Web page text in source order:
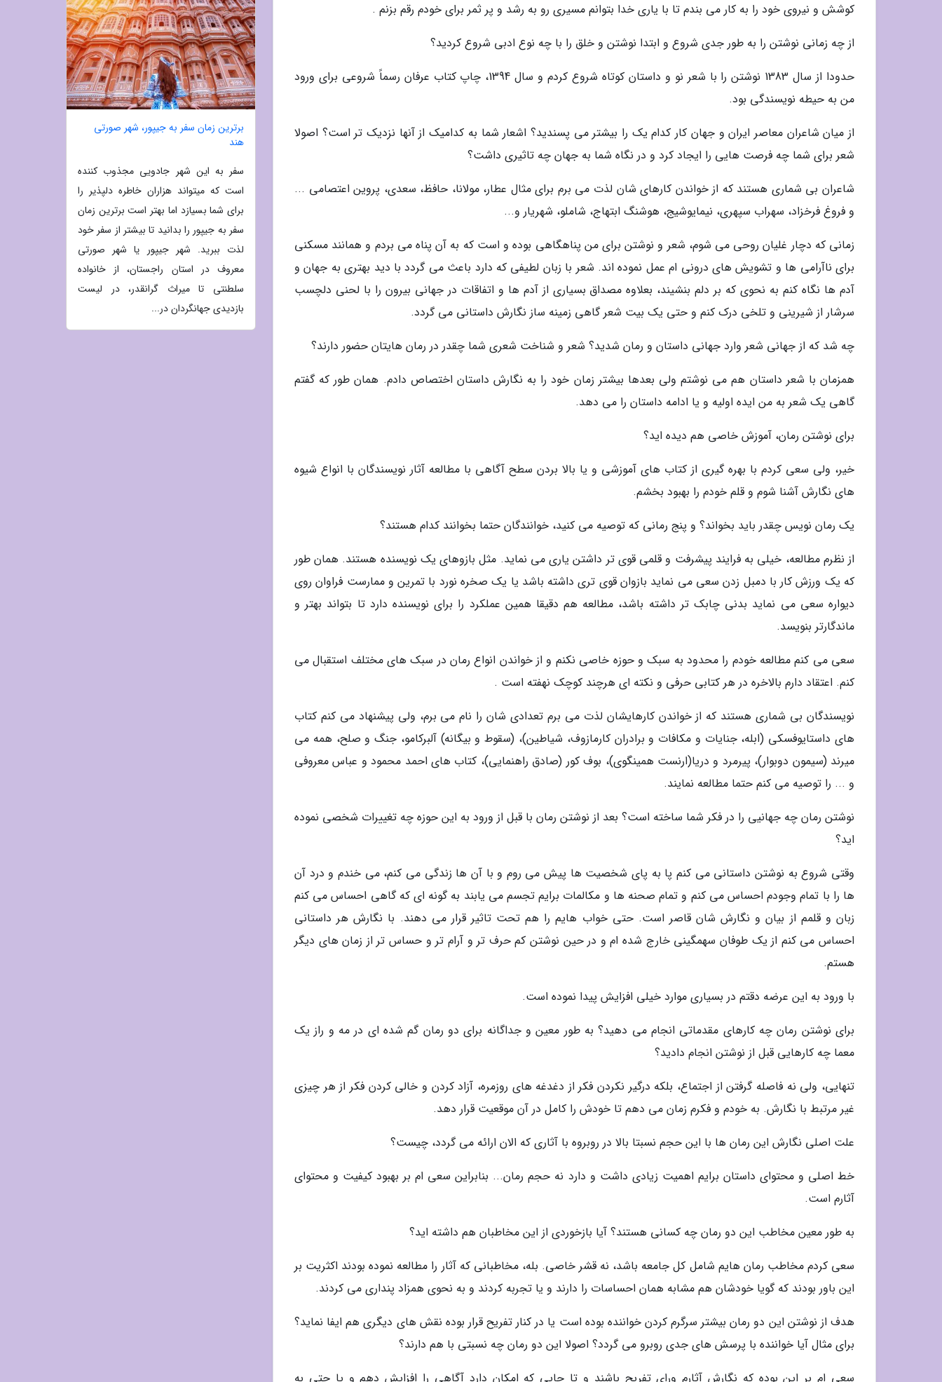
کوشش و نیروی خود را به کار می بندم تا با یاری خدا بتوانم مسیری رو به رشد و پر ثمر برای خودم رقم بزنم .
از چه زمانی نوشتن را به طور جدی شروع و ابتدا نوشتن و خلق را با چه نوع ادبی شروع کردید؟
حدودا از سال 1383 نوشتن را با شعر نو و داستان کوتاه شروع کردم و سال 1394، چاپ کتاب عرفان رسماً شروعی برای ورود
من به حیطه نویسندگی بود.
از میان شاعران معاصر ایران و جهان کار کدام یک را بیشتر می پسندید؟ اشعار شما به کدامیک از آنها نزدیک تر است؟ اصولا
شعر برای شما چه فرصت هایی را ایجاد کرد و در نگاه شما به جهان چه تاثیری داشت؟
شاعران بی شماری هستند که از خواندن کارهای شان لذت می برم برای مثال عطار، مولانا، حافظ، سعدی، پروین اعتصامی ...
و فروغ فرخزاد، سهراب سپهری، نیمایوشیج، هوشنگ ابتهاج، شاملو، شهریار و...
زمانی که دچار غلیان روحی می شوم، شعر و نوشتن برای من پناهگاهی بوده و است که به آن پناه می بردم و همانند مسکنی
برای ناآرامی ها و تشویش های درونی ام عمل نموده اند. شعر با زبان لطیفی که دارد باعث می گردد با دید بهتری به جهان و
آدم ها نگاه کنم به نحوی که بر دلم بنشیند، بعلاوه مصداق بسیاری از آدم ها و اتفاقات در جهانی بیرون را با لحنی دلچسب
سرشار از شیرینی و تلخی درک کنم و حتی یک بیت شعر گاهی زمینه ساز نگارش داستانی می گردد.
چه شد که از جهانی شعر وارد جهانی داستان و رمان شدید؟ شعر و شناخت شعری شما چقدر در رمان هایتان حضور دارند؟
همزمان با شعر داستان هم می نوشتم ولی بعدها بیشتر زمان خود را به نگارش داستان اختصاص دادم. همان طور که گفتم
گاهی یک شعر به من ایده اولیه و یا ادامه داستان را می دهد.
برای نوشتن رمان، آموزش خاصی هم دیده اید؟
خیر، ولی سعی کردم با بهره گیری از کتاب های آموزشی و یا بالا بردن سطح آگاهی با مطالعه آثار نویسندگان با انواع شیوه
های نگارش آشنا شوم و قلم خودم را بهبود بخشم.
یک رمان نویس چقدر باید بخواند؟ و پنج رمانی که توصیه می کنید، خوانندگان حتما بخوانند کدام هستند؟
از نظرم مطالعه، خیلی به فرایند پیشرفت و قلمی قوی تر داشتن یاری می نماید. مثل بازوهای یک نویسنده هستند. همان طور
که یک ورزش کار با دمبل زدن سعی می نماید بازوان قوی تری داشته باشد یا یک صخره نورد با تمرین و ممارست فراوان روی
دیواره سعی می نماید بدنی چابک تر داشته باشد، مطالعه هم دقیقا همین عملکرد را برای نویسنده دارد تا بتواند بهتر و
ماندگارتر بنویسد.
سعی می کنم مطالعه خودم را محدود به سبک و حوزه خاصی نکنم و از خواندن انواع رمان در سبک های مختلف استقبال می
کنم. اعتقاد دارم بالاخره در هر کتابی حرفی و نکته ای هرچند کوچک نهفته است .
نویسندگان بی شماری هستند که از خواندن کارهایشان لذت می برم تعدادی شان را نام می برم، ولی پیشنهاد می کنم کتاب
های داستایوفسکی (ابله، جنایات و مکافات و برادران کارمازوف، شیاطین)، (سقوط و بیگانه) آلبرکامو، جنگ و صلح، همه می
میرند (سیمون دوبوار)، پیرمرد و دریا(ارنست همینگوی)، بوف کور (صادق راهنمایی)، کتاب های احمد محمود و عباس معروفی
و ... را توصیه می کنم حتما مطالعه نمایند.
نوشتن رمان چه جهانیی را در فکر شما ساخته است؟ بعد از نوشتن رمان با قبل از ورود به این حوزه چه تغییرات شخصی نموده
اید؟
وقتی شروع به نوشتن داستانی می کنم پا به پای شخصیت ها پیش می روم و با آن ها زندگی می کنم، می خندم و درد آن
ها را با تمام وجودم احساس می کنم و تمام صحنه ها و مکالمات برایم تجسم می یابند به گونه ای که گاهی احساس می کنم
زبان و قلمم از بیان و نگارش شان قاصر است. حتی خواب هایم را هم تحت تاثیر قرار می دهند. با نگارش هر داستانی
احساس می کنم از یک طوفان سهمگینی خارج شده ام و در حین نوشتن کم حرف تر و آرام تر و حساس تر از زمان های دیگر
هستم.
با ورود به این عرضه دقتم در بسیاری موارد خیلی افزایش پیدا نموده است.
برای نوشتن رمان چه کارهای مقدماتی انجام می دهید؟ به طور معین و جداگانه برای دو رمان گم شده ای در مه و راز یک
معما چه کارهایی قبل از نوشتن انجام دادید؟
تنهایی، ولی نه فاصله گرفتن از اجتماع، بلکه درگیر نکردن فکر از دغدغه های روزمره، آزاد کردن و خالی کردن فکر از هر چیزی
غیر مرتبط با نگارش. به خودم و فکرم زمان می دهم تا خودش را کامل در آن موقعیت قرار دهد.
علت اصلی نگارش این رمان ها با این حجم نسبتا بالا در روبروه با آثاری که الان ارائه می گردد، چیست؟
خط اصلی و محتوای داستان برایم اهمیت زیادی داشت و دارد نه حجم رمان... بنابراین سعی ام بر بهبود کیفیت و محتوای
آثارم است.
به طور معین مخاطب این دو رمان چه کسانی هستند؟ آیا بازخوردی از این مخاطبان هم داشته اید؟
سعی کردم مخاطب رمان هایم شامل کل جامعه باشد، نه قشر خاصی. بله، مخاطبانی که آثار را مطالعه نموده بودند اکثریت بر
این باور بودند که گویا خودشان هم مشابه همان احساسات را دارند و یا تجربه کردند و به نحوی همزاد پنداری می کردند.
هدف از نوشتن این دو رمان بیشتر سرگرم کردن خواننده بوده است یا در کنار تفریح قرار بوده نقش های دیگری هم ایفا نماید؟
برای مثال آیا خواننده با پرسش های جدی روبرو می گردد؟ اصولا این دو رمان چه نسبتی با هم دارند؟
سعی ام بر این بوده که نگارش آثارم ورای تفریح باشند و تا جایی که امکان دارد آگاهی را افزایش دهم و یا حتی به
برترین زمان سفر به جیپور، شهر صورتی
هند
سفر به این شهر جادویی مجذوب کننده
است که میتواند هزاران خاطره دلپذیر را
برای شما بسیازد اما بهتر است برترین زمان
سفر به جیپور را بدانید تا بیشتر از سفر خود
لذت ببرید. شهر جیپور یا شهر صورتی
معروف در استان راجستان، از خانواده
سلطنتی تا میراث گرانقدر، در لیست
بازدیدی جهانگردان در...